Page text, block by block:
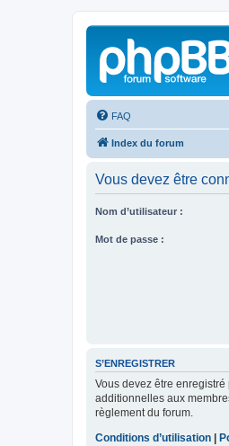
FAQ
Index du forum
Vous devez être
Nom d’utilisateur :
Mot de passe :
S’ENREGISTRER
Vous devez être
additionnelles aux
règlement du forum.
Conditions d’utilisation